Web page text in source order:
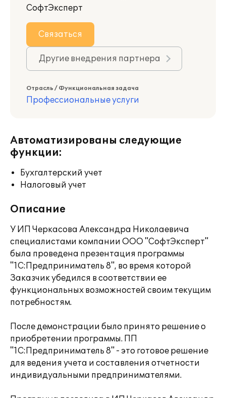
СофтЭксперт
Связаться
Другие внедрения партнера
Отрасль / Функциональная задача
Профессиональные услуги
Автоматизированы следующие
функции:
Бухгалтерский учет
Налоговый учет
Описание
У ИП Черкасова Александра Николаевича
специалистами компании ООО "СофтЭксперт"
была проведена презентация программы
"1С:Предприниматель 8", во время которой
Заказчик убедился в соответствии ее
функциональных возможностей своим текущим
потребностям.
После демонстрации было принято решение о
приобретении программы. ПП
"1С:Предприниматель 8" - это готовое решение
для ведения учета и составления отчетности
индивидуальными предпринимателями.